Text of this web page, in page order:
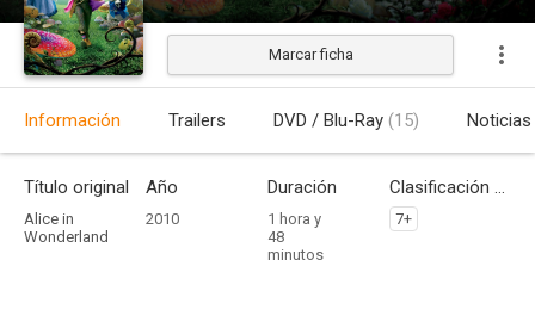
Marcar ficha
Información Trailers DVD / Blu-Ray (15) Noticias
Título original
Alice in
Wonderland
Año
2010
Duración
1 hora y
48
minutos
Clasificación por edades
7+